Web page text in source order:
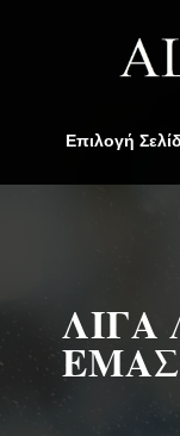
Επιλογή
ΛΙΓΑ
ΕΜΑΣ